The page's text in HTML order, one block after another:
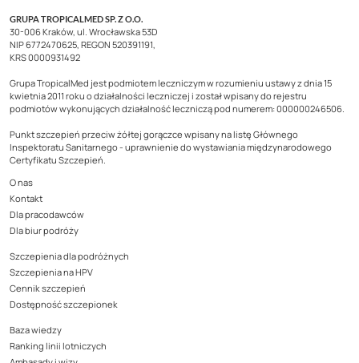
GRUPA TROPICALMED SP. Z O.O.
30-006 Kraków, ul. Wrocławska 53D
NIP 6772470625, REGON 520391191,
KRS 0000931492
Grupa TropicalMed jest podmiotem leczniczym w rozumieniu ustawy z dnia 15
kwietnia 2011 roku o działalności leczniczej i został wpisany do rejestru
podmiotów wykonujących działalność leczniczą pod numerem: 000000246506.
Punkt szczepień przeciw żółtej gorączce wpisany na listę Głównego
Inspektoratu Sanitarnego - uprawnienie do wystawiania międzynarodowego
Certyfikatu Szczepień.
O nas
Kontakt
Dla pracodawców
Dla biur podróży
Szczepienia dla podróżnych
Szczepienia na HPV
Cennik szczepień
Dostępność szczepionek
Baza wiedzy
Ranking linii lotniczych